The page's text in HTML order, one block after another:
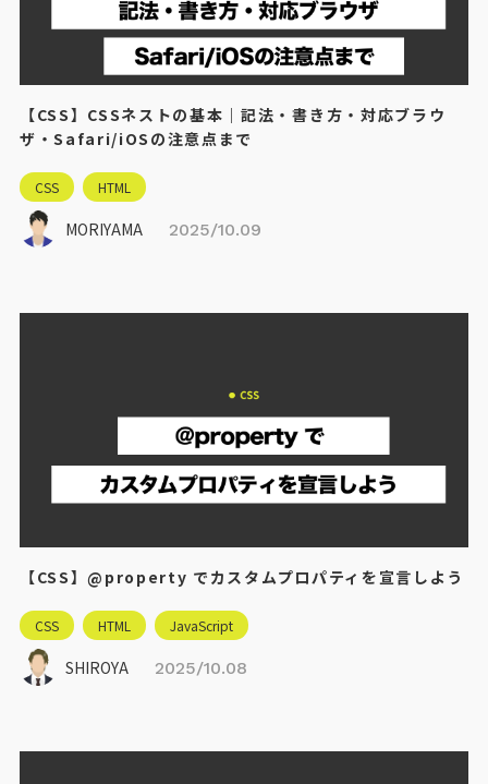
【CSS】CSSネストの基本｜記法・書き方・対応ブラウ
ザ・Safari/iOSの注意点まで
CSS HTML
MORIYAMA 2025/10.09
【CSS】@property でカスタムプロパティを宣言しよう
CSS HTML JavaScript
SHIROYA 2025/10.08